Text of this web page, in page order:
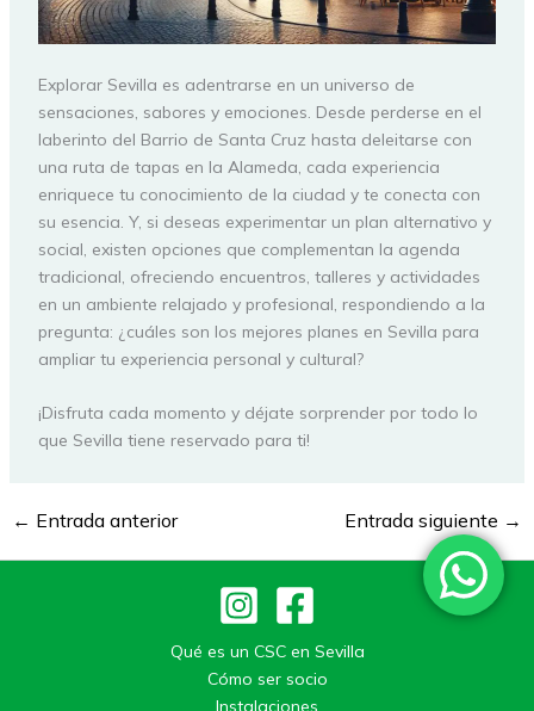
Explorar Sevilla es adentrarse en un universo de
sensaciones, sabores y emociones. Desde perderse en el
laberinto del Barrio de Santa Cruz hasta deleitarse con
una ruta de tapas en la Alameda, cada experiencia
enriquece tu conocimiento de la ciudad y te conecta con
su esencia. Y, si deseas experimentar un plan alternativo y
social, existen opciones que complementan la agenda
tradicional, ofreciendo encuentros, talleres y actividades
en un ambiente relajado y profesional, respondiendo a la
pregunta: ¿cuáles son los mejores planes en Sevilla para
ampliar tu experiencia personal y cultural?
¡Disfruta cada momento y déjate sorprender por todo lo
que Sevilla tiene reservado para ti!
← Entrada anterior Entrada siguiente →
Qué es un CSC en Sevilla
Cómo ser socio
Instalaciones